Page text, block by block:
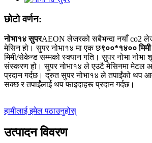
छोटो वर्णन:
नोभा१४ सुपरAEON लेजरको सबैभन्दा नयाँ co2
मेसिन हो। सुपर नोभा१४ मा एक छ९००*१४०० मिमी
मिमी/सेकेन्ड सम्मको स्क्यान गति। सुपर नोभा
संस्करण हो। सुपर नोभा१४ ले एउटै मेसिनमा मेटल
प्रदान गर्दछ। द्रुत सुपर नोभा१४ ले तपाईंको थप
सक्छ र तपाईंलाई थप फाइदाहरू प्रदान गर्दछ।
हामीलाई इमेल पठाउनुहोस्
उत्पादन विवरण